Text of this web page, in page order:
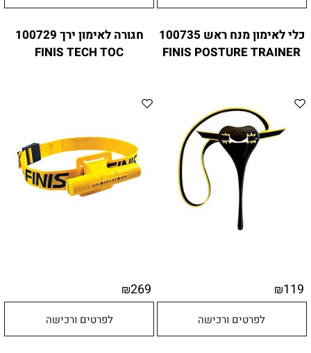
כלי לאימון מנח ראש 100735
FINIS POSTURE TRAINER
₪119
לפרטים ורכישה
חגורה לאימון ירך 100729
FINIS TECH TOC
₪269
לפרטים ורכישה